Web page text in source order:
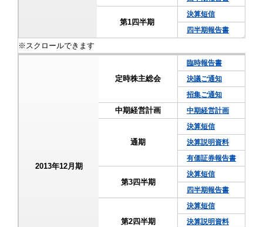
第1四半期
決算短信
四半期報告書
2013年12月期
定時株主総会
臨時報告書
決議ご通知
招集ご通知
中期経営計画 中期経営計画
通期
決算短信
決算説明資料
有価証券報告書
第3四半期
決算短信
四半期報告書
第2四半期
決算短信
決算説明資料